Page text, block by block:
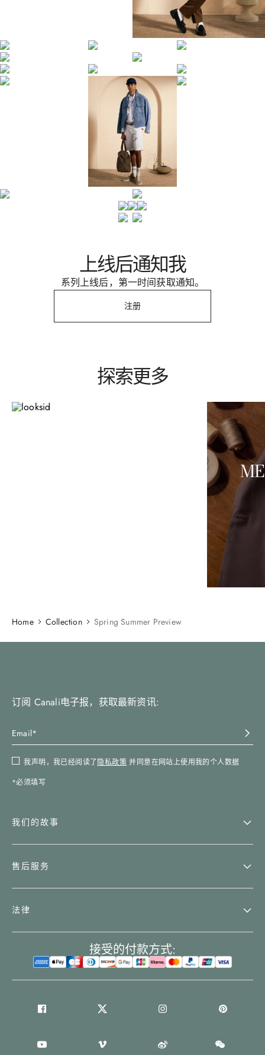
上线后通知我
系列上线后，第一时间获取通知。
注册
探索更多
Home Collection Spring Summer Preview
订阅 Canali电子报，获取最新资讯:
我声明，我已经阅读了隐私政策并同意在网站上使用我的个人数据
*必须填写
我们的故事
售后服务
法律
接受的付款方式: